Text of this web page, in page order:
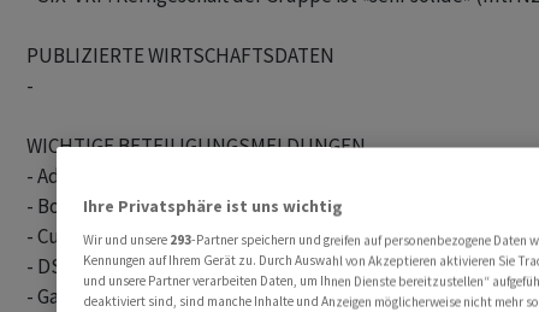
PUBLIZIERTE WIRTSCHAFTSDATEN
-
WICHTIGE BETEILIGUNGSMELDUNGEN
- Adecco: Blackrock meldet Anteil von 5,029 Prozent
- Bossard: UBS Fund Management meldet Anteil von 5,019
- Curatis meldet Eigenanteil von <3 Prozent/11,926
- DSM-Firmenich: Sandra Pometta meldet Anteil von
- Galenica: Blackrock meldet Anteil von 5,104 Prozent
Ihre Privatsphäre ist uns wichtig
Wir und unsere 293-Partner speichern und greifen auf personenbezogene Daten
Kennungen auf Ihrem Gerät zu. Durch Auswahl von Akzeptieren aktivieren Sie
und unsere Partner verarbeiten Daten, um Ihnen Dienste bereitzustellen“
deaktiviert sind, sind manche Inhalte und Anzeigen möglicherweise nicht mehr